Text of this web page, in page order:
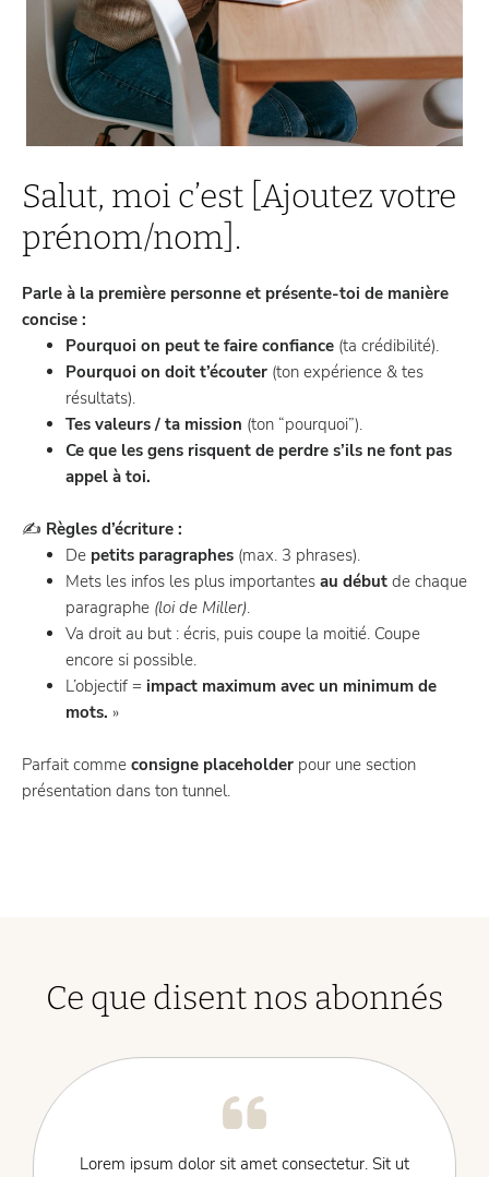
Salut, moi c’est [Ajoutez votre
prénom/nom].
Parle à la première personne et présente-toi de manière
concise :
Pourquoi on peut te faire confiance (ta crédibilité).
Pourquoi on doit t’écouter (ton expérience & tes
résultats).
Tes valeurs / ta mission (ton “pourquoi”).
Ce que les gens risquent de perdre s’ils ne font pas
appel à toi.
✍️ Règles d’écriture :
De petits paragraphes (max. 3 phrases).
Mets les infos les plus importantes au début de chaque
paragraphe (loi de Miller).
Va droit au but : écris, puis coupe la moitié. Coupe
encore si possible.
L’objectif = impact maximum avec un minimum de
mots. »
Parfait comme consigne placeholder pour une section
présentation dans ton tunnel.
Ce que disent nos abonnés
Lorem ipsum dolor sit amet consectetur. Sit ut